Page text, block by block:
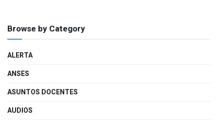
Browse by Category
ALERTA
ANSES
ASUNTOS DOCENTES
AUDIOS